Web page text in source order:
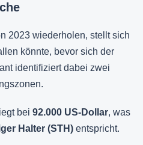
2023 wiederholen, stellt sich
könnte, bevor sich der
identifiziert dabei zwei
bei 92.000 US-Dollar, was
Halter (STH) entspricht.